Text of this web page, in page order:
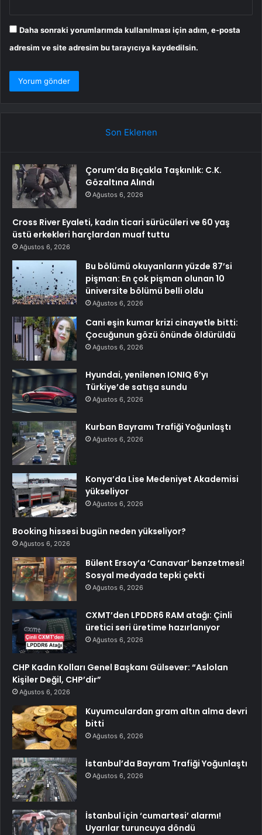
Daha sonraki yorumlarımda kullanılması için adım, e-posta
adresim ve site adresim bu tarayıcıya kaydedilsin.
Son Eklenen
Çorum’da Bıçakla Taşkınlık: C.K.
Gözaltına Alındı
Ağustos 6, 2026
Cross River Eyaleti, kadın ticari sürücüleri ve 60 yaş
üstü erkekleri harçlardan muaf tuttu
Ağustos 6, 2026
Bu bölümü okuyanların yüzde 87’si
pişman: En çok pişman olunan 10
üniversite bölümü belli oldu
Ağustos 6, 2026
Cani eşin kumar krizi cinayetle bitti:
Çocuğunun gözü önünde öldürüldü
Ağustos 6, 2026
Hyundai, yenilenen IONIQ 6’yı
Türkiye’de satışa sundu
Ağustos 6, 2026
Kurban Bayramı Trafiği Yoğunlaştı
Ağustos 6, 2026
Konya’da Lise Medeniyet Akademisi
yükseliyor
Ağustos 6, 2026
Booking hissesi bugün neden yükseliyor?
Ağustos 6, 2026
Bülent Ersoy’a ‘Canavar’ benzetmesi!
Sosyal medyada tepki çekti
Ağustos 6, 2026
CXMT’den LPDDR6 RAM atağı: Çinli
üretici seri üretime hazırlanıyor
Ağustos 6, 2026
CHP Kadın Kolları Genel Başkanı Gülsever: “Aslolan
Kişiler Değil, CHP’dir”
Ağustos 6, 2026
Kuyumculardan gram altın alma devri
bitti
Ağustos 6, 2026
İstanbul’da Bayram Trafiği Yoğunlaştı
Ağustos 6, 2026
İstanbul için ‘cumartesi’ alarmı!
Uyarılar turuncuya döndü